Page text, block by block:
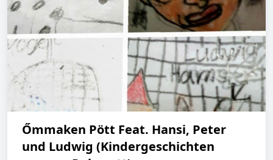
Őmmaken Pött Feat. Hansi, Peter
und Ludwig (Kindergeschichten